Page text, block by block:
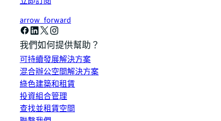
arrow_forward
我們如何提供幫助？
可持續發展解決方案
混合辦公空間解決方案
綠色建築和租賃
投資組合管理
查找並租賃空間